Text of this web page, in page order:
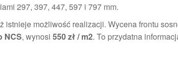
297, 397, 447, 597 i 797 mm.
możliwość realizacji. Wycena frontu
NCS, wynosi 550 zł / m2. To przydatna